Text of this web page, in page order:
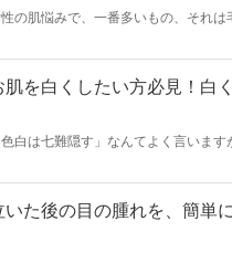
の肌悩みで、一番多いもの、それ
はいちご鼻がコンプレックスで、
肌を白くしたい方必見！白
白は七難隠す」なんてよく言いま
を大きく左右する部分でもありま
いた後の目の腫れを、簡単